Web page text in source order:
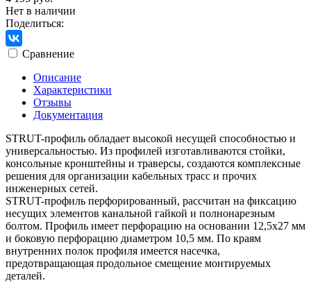
Нет в наличии
Поделиться:
Сравнение
Описание
Характеристики
Отзывы
Документация
STRUT-профиль обладает высокой несущей способностью и
универсальностью. Из профилей изготавливаются стойки,
консольные кронштейны и траверсы, создаются комплексные
решения для организации кабельных трасс и прочих
инженерных сетей.
STRUT-профиль перфорированный, рассчитан на фиксацию
несущих элементов канальной гайкой и полнонарезным
болтом. Профиль имеет перфорацию на основании 12,5х27 мм
и боковую перфорацию диаметром 10,5 мм. По краям
внутренних полок профиля имеется насечка,
предотвращающая продольное смещение монтируемых
деталей.